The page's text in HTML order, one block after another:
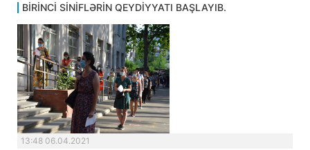
BİRİNCİ SİNİFLƏRİN QEYDİYYATI BAŞLAYIB.
13:48 06.04.2021